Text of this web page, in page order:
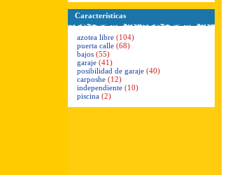
Características
azotea libre (104)
puerta calle (68)
bajos (55)
garaje (41)
posibilidad de garaje (40)
carposhe (12)
independiente (10)
piscina (2)